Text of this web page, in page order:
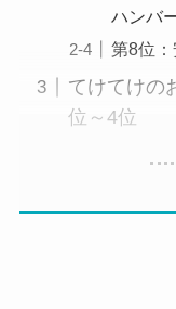
ハンバ
第8位：
てけてけの
位～4位